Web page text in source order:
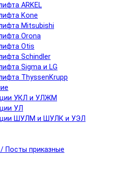
ARKEL
Kone
Mitsubishi
Orona
Otis
Schindler
Sigma и LG
ThyssenKrupp
УКЛ и УЛЖМ
УЛ
ШУЛМ и ШУЛК и УЭЛ
Посты приказные